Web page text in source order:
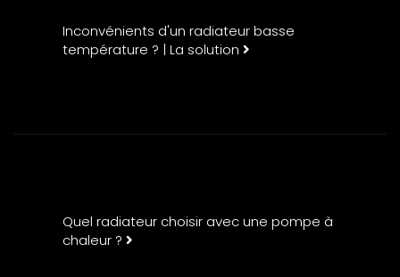
Inconvénients d'un radiateur basse
température ? | La solution
Quel radiateur choisir avec une pompe à
chaleur ?